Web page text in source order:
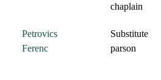
chaplain
Petrovics
Ferenc
Substitute
parson